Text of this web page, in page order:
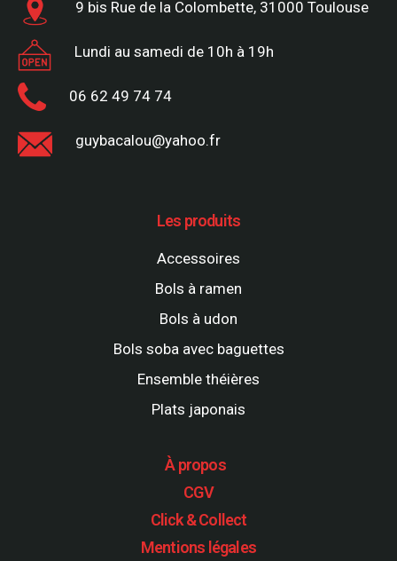
9 bis Rue de la Colombette, 31000 Toulouse
Lundi au samedi de 10h à 19h
06 62 49 74 74
guybacalou@yahoo.fr
Les produits
Accessoires
Bols à ramen
Bols à udon
Bols soba avec baguettes
Ensemble théières
Plats japonais
À propos
CGV
Click & Collect
Mentions légales